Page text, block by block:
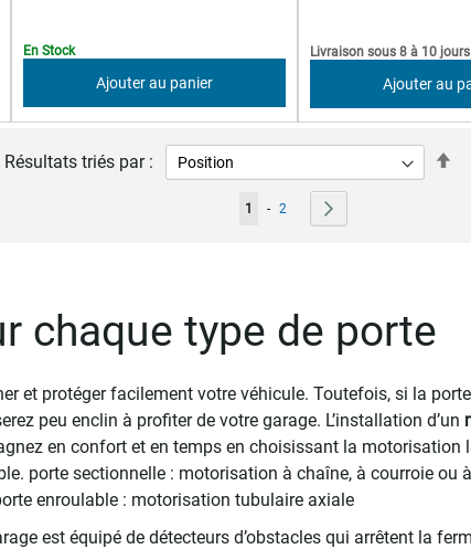
chaque type de porte
et protéger facilement votre véhicule. Toutefois, si la
peu enclin à profiter de votre garage. L’installation d’un
en confort et en temps en choisissant la motorisation
porte sectionnelle : motorisation à chaîne, à courroie
enroulable : motorisation tubulaire axiale
est équipé de détecteurs d’obstacles qui arrêtent la
En Stock
Ajouter au panier
Livraison sous 8 à 10 jours
Ajouter au
Résultats triés par :
Page
Vous lisez actuellement la page
1 - Page
2